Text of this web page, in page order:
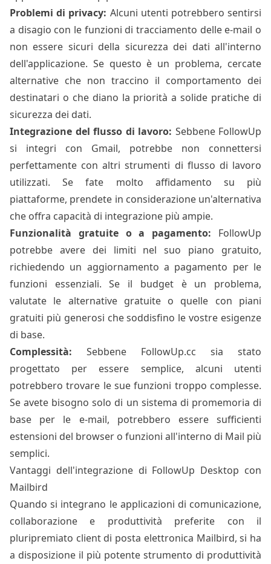
Problemi di privacy: Alcuni utenti potrebbero sentirsi
a disagio con le funzioni di tracciamento delle e-mail o
non essere sicuri della sicurezza dei dati all'interno
dell'applicazione. Se questo è un problema, cercate
alternative che non traccino il comportamento dei
destinatari o che diano la priorità a solide pratiche di
sicurezza dei dati.
Integrazione del flusso di lavoro: Sebbene FollowUp
si integri con Gmail, potrebbe non connettersi
perfettamente con altri strumenti di flusso di lavoro
utilizzati. Se fate molto affidamento su più
piattaforme, prendete in considerazione un'alternativa
che offra capacità di integrazione più ampie.
Funzionalità gratuite o a pagamento: FollowUp
potrebbe avere dei limiti nel suo piano gratuito,
richiedendo un aggiornamento a pagamento per le
funzioni essenziali. Se il budget è un problema,
valutate le alternative gratuite o quelle con piani
gratuiti più generosi che soddisfino le vostre esigenze
di base.
Complessità: Sebbene FollowUp.cc sia stato
progettato per essere semplice, alcuni utenti
potrebbero trovare le sue funzioni troppo complesse.
Se avete bisogno solo di un sistema di promemoria di
base per le e-mail, potrebbero essere sufficienti
estensioni del browser o funzioni all'interno di Mail più
semplici.
Vantaggi dell'integrazione di FollowUp Desktop con
Mailbird
Quando si integrano le applicazioni di comunicazione,
collaborazione e produttività preferite con il
pluripremiato client di posta elettronica Mailbird, si ha
a disposizione il più potente strumento di produttività